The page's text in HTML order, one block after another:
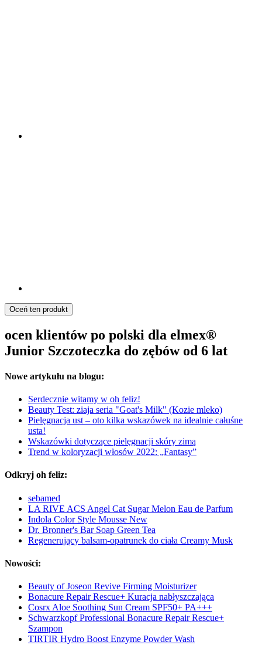
Oceń ten produkt
ocen klientów po polski dla elmex®
Junior Szczoteczka do zębów od 6 lat
Nowe artykułu na blogu:
Serdecznie witamy w oh feliz!
Beauty Test: ziaja seria "Goat's Milk" (Kozie mleko)
Pielęgnacja ust – oto kilka wskazówek na idealnie całuśne
usta!
Wskazówki dotyczące pielęgnacji skóry zimą
Trend w koloryzacji włosów 2022: „Fantasy”
Odkryj oh feliz:
sebamed
LA RIVE ACS Angel Cat Sugar Melon Eau de Parfum
Indola Color Style Mousse New
Dr. Bronner's Bar Soap Green Tea
Regenerujący balsam-opatrunek do ciała Creamy Musk
Nowości:
Beauty of Joseon Revive Firming Moisturizer
Bonacure Repair Rescue+ Kuracja nabłyszczająca
Cosrx Aloe Soothing Sun Cream SPF50+ PA+++
Schwarzkopf Professional Bonacure Repair Rescue+
Szampon
TIRTIR Hydro Boost Enzyme Powder Wash